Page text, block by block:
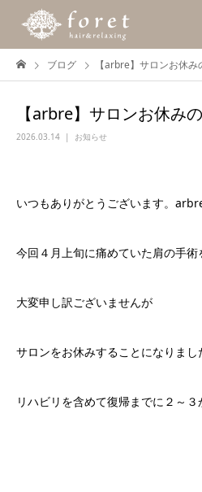
ブログ 【arbre】サロンお休
【arbre】サロンお休み
2026.03.14 お知らせ
いつもありがとうございます。
今回４月上旬に痛めていた肩の手術
大変申し訳ございませんが
サロンをお休みすることになりまし
リハビリを含めて復帰までに２～３